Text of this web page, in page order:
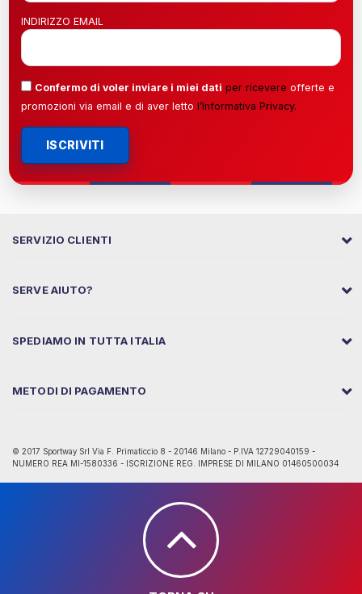
INDIRIZZO EMAIL
Confermo di voler inviare i miei dati per ricevere offerte e
promozioni via email e di aver letto l’Informativa Privacy.
ISCRIVITI
SERVIZIO CLIENTI
SERVE AIUTO?
SPEDIAMO IN TUTTA ITALIA
METODI DI PAGAMENTO
© 2017 Sportway Srl Via F. Primaticcio 8 - 20146 Milano - P.IVA 12729040159 -
NUMERO REA MI-1580336 - ISCRIZIONE REG. IMPRESE DI MILANO 01460500034